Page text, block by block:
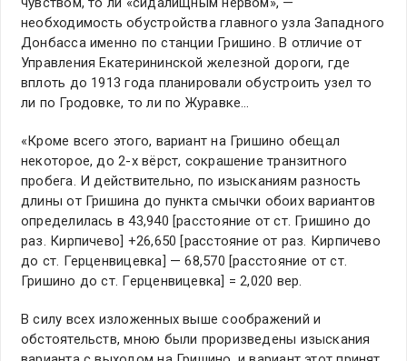
необходимость обустройства главного узла Западного
Донбасса именно по станции Гришино. В отличие от
Управления Екатерининской железной дороги, где
вплоть до 1913 года планировали обустроить узел то
ли по Гродовке, то ли по Журавке…
«Кроме всего этого, вариант на Гришино обещал
некоторое, до 2-х вёрст, сокрашение транзитного
пробега. И действительно, по изысканиям разность
длины от Гришина до пункта смычки обоих вариантов
определилась в 43,940 [расстояние от ст. Гришино до
раз. Кирпичево] +26,650 [расстояние от раз. Кирпичево
до ст. Герценвицевка] — 68,570 [расстояние от ст.
Гришино до ст. Герценвицевка] = 2,020 вер.
В силу всех изложенных выше соображений и
обстоятельств, мною были проризведены изыскания